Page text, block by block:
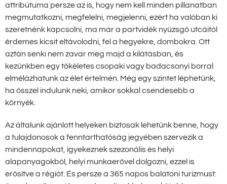
attribútuma persze az is, hogy nem kell minden pillanatban
megmutatkozni, megfelelni, megjelenni, ezért ha valóban ki
szeretnénk kapcsolni, ma már a partvidék nyüzsgő utcáitól
érdemes kicsit eltávolodni, fel a hegyekre, dombokra. Ott
aztán senki nem zavar meg majd a kilátásban, és
kezünkben egy tökéletes csopaki vagy badacsonyi borral
elmélázhatunk az élet értelmén. Még egy szintet léphetünk,
ha ősszel indulunk neki, amikor sokkal csendesebb a
környék.
Az általunk ajánlott helyeken biztosak lehetünk benne, hogy
a tulajdonosok a fenntarthatóság jegyében szervezik a
mindennapokat, igyekeznek szezonális és helyi
alapanyagokból, helyi munkaerővel dolgozni, ezzel is
erősítve a régiót. És persze a 365 napos balatoni turizmust: